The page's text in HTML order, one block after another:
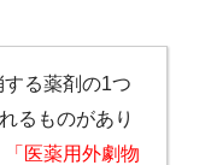
る薬剤の1つ
るものがあり
「医薬用外劇物